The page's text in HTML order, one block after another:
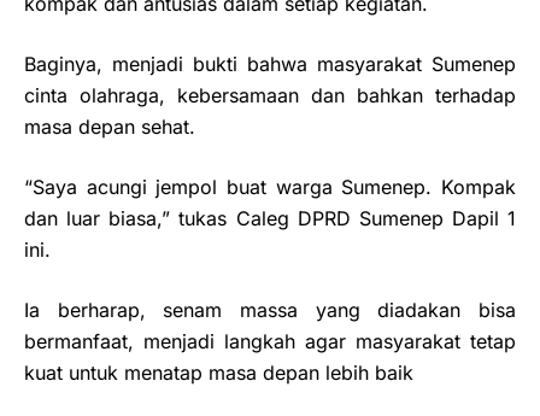
Baginya, menjadi bukti bahwa masyarakat Sumenep
cinta olahraga, kebersamaan dan bahkan terhadap
masa depan sehat.
“Saya acungi jempol buat warga Sumenep. Kompak
dan luar biasa,” tukas Caleg DPRD Sumenep Dapil 1
ini.
Ia berharap, senam massa yang diadakan bisa
bermanfaat, menjadi langkah agar masyarakat tetap
kuat untuk menatap masa depan lebih baik